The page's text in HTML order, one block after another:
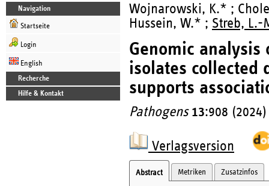
Navigation
Startseite
Login
English
Recherche
Hilfe & Kontakt
Wojnarowski, K.* ;
Hussein, W.* ; Streb, L.-
Genomic
isolates collected
supports
Pathogens 13:908 (2024)
Verlagsversion
Abstract Metriken Zusatzinfos